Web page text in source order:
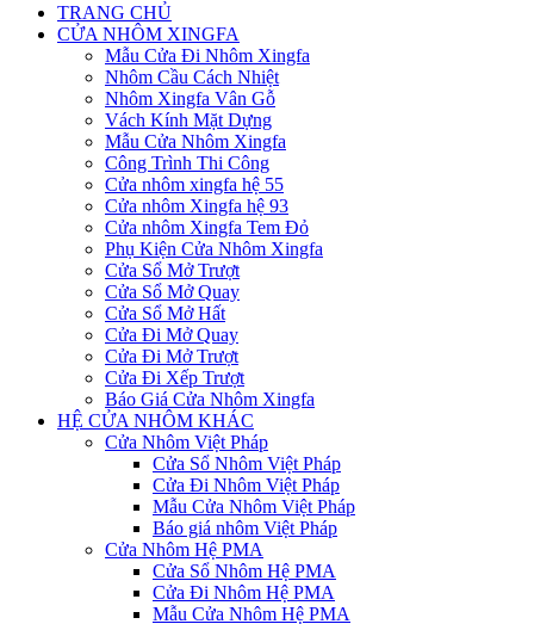
TRANG CHỦ
CỬA NHÔM XINGFA
Mẫu Cửa Đi Nhôm Xingfa
Nhôm Cầu Cách Nhiệt
Nhôm Xingfa Vân Gỗ
Vách Kính Mặt Dựng
Mẫu Cửa Nhôm Xingfa
Công Trình Thi Công
Cửa nhôm xingfa hệ 55
Cửa nhôm Xingfa hệ 93
Cửa nhôm Xingfa Tem Đỏ
Phụ Kiện Cửa Nhôm Xingfa
Cửa Sổ Mở Trượt
Cửa Sổ Mở Quay
Cửa Sổ Mở Hất
Cửa Đi Mở Quay
Cửa Đi Mở Trượt
Cửa Đi Xếp Trượt
Báo Giá Cửa Nhôm Xingfa
HỆ CỬA NHÔM KHÁC
Cửa Nhôm Việt Pháp
Cửa Sổ Nhôm Việt Pháp
Cửa Đi Nhôm Việt Pháp
Mẫu Cửa Nhôm Việt Pháp
Báo giá nhôm Việt Pháp
Cửa Nhôm Hệ PMA
Cửa Sổ Nhôm Hệ PMA
Cửa Đi Nhôm Hệ PMA
Mẫu Cửa Nhôm Hệ PMA